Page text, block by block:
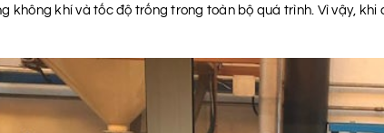
không khí và tốc độ trống trong toàn bộ quá trình. Vì vậy,